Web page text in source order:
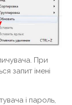
При
запит імені
і пароль,